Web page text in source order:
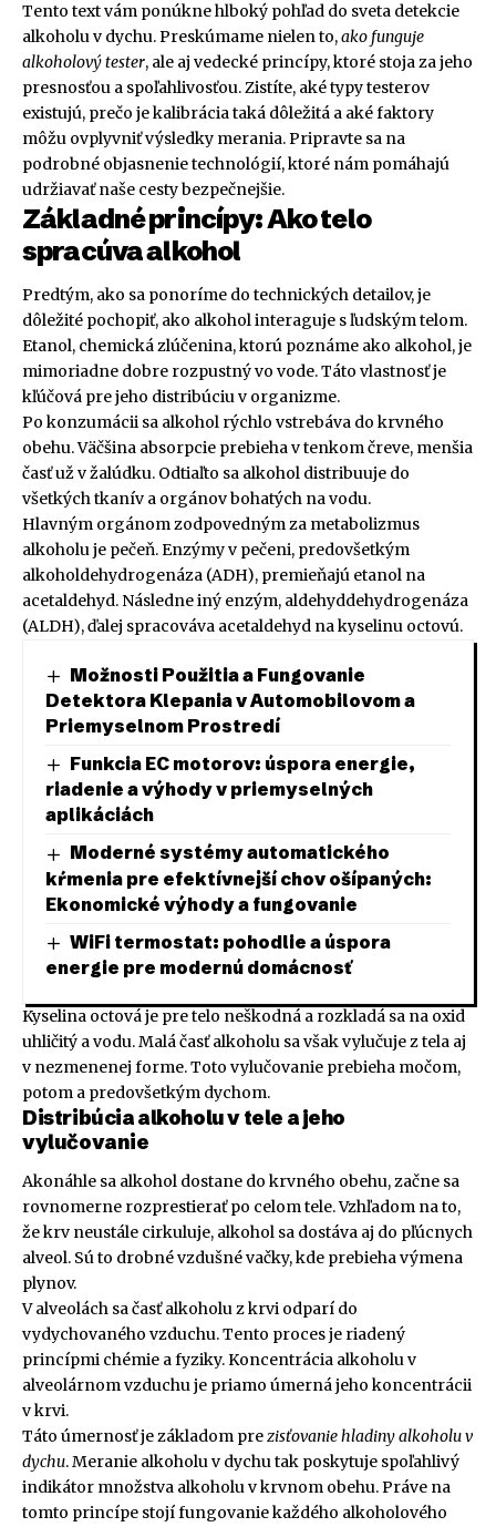
Tento text vám ponúkne hlboký pohľad do sveta detekcie
alkoholu v dychu. Preskúmame nielen to,ako funguje
alkoholový tester, ale aj vedecké princípy, ktoré stoja za jeho
presnosťou a spoľahlivosťou. Zistíte, aké typy testerov
existujú, prečo je kalibrácia taká dôležitá a aké faktory
môžu ovplyvniť výsledky merania. Pripravte sa na
podrobné objasnenie technológií, ktoré nám pomáhajú
udržiavať naše cesty bezpečnejšie.
Základné princípy: Ako telo
spracúva alkohol
Predtým, ako sa ponoríme do technických detailov, je
dôležité pochopiť, ako alkohol interaguje s ľudským telom.
Etanol, chemická zlúčenina, ktorú poznáme ako alkohol, je
mimoriadne dobre rozpustný vo vode. Táto vlastnosť je
kľúčová pre jeho distribúciu v organizme.
Po konzumácii sa alkohol rýchlo vstrebáva do krvného
obehu. Väčšina absorpcie prebieha v tenkom čreve, menšia
časť už v žalúdku. Odtiaľto sa alkohol distribuuje do
všetkých tkanív a orgánov bohatých na vodu.
Hlavným orgánom zodpovedným za metabolizmus
alkoholu je pečeň. Enzýmy v pečeni, predovšetkým
alkoholdehydrogenáza (ADH), premieňajú etanol na
acetaldehyd. Následne iný enzým, aldehyddehydrogenáza
(ALDH), ďalej spracováva acetaldehyd na kyselinu octovú.
Možnosti Použitia a Fungovanie
Detektora Klepania v Automobilovom a
Priemyselnom Prostredí
Funkcia EC motorov: úspora energie,
riadenie a výhody v priemyselných
aplikáciách
Moderné systémy automatického
kŕmenia pre efektívnejší chov ošípaných:
Ekonomické výhody a fungovanie
WiFi termostat: pohodlie a úspora
energie pre modernú domácnosť
Kyselina octová je pre telo neškodná a rozkladá sa na oxid
uhličitý a vodu. Malá časť alkoholu sa však vylučuje z tela aj
v nezmenenej forme. Toto vylučovanie prebieha močom,
potom a predovšetkým dychom.
Distribúcia alkoholu v tele a jeho
vylučovanie
Akonáhle sa alkohol dostane do krvného obehu, začne sa
rovnomerne rozprestierať po celom tele. Vzhľadom na to,
že krv neustále cirkuluje, alkohol sa dostáva aj do pľúcnych
alveol. Sú to drobné vzdušné vačky, kde prebieha výmena
plynov.
V alveolách sa časť alkoholu z krvi odparí do
vydychovaného vzduchu. Tento proces je riadený
princípmi chémie a fyziky. Koncentrácia alkoholu v
alveolárnom vzduchu je priamo úmerná jeho koncentrácii
v krvi.
Táto úmernosť je základom prezisťovanie hladiny alkoholu v
dychu. Meranie alkoholu v dychu tak poskytuje spoľahlivý
indikátor množstva alkoholu v krvnom obehu. Práve na
tomto princípe stojí fungovanie každého alkoholového